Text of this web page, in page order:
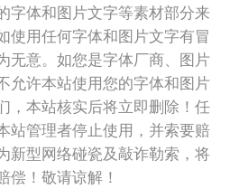
字体和图片文字等素材部分来
使用任何字体和图片文字有冒
无意。如您是字体厂商、图片
允许本站使用您的字体和图片
，本站核实后将立即删除！任
站管理者停止使用，并索要赔
新型网络碰瓷及敲诈勒索，将
偿！敬请谅解！